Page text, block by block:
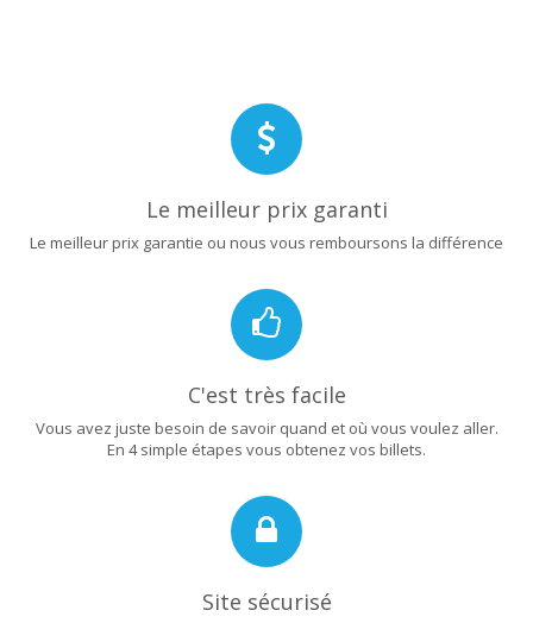
Le meilleur prix garanti
Le meilleur prix garantie ou nous vous remboursons la différence
C'est très facile
Vous avez juste besoin de savoir quand et où vous voulez aller.
En 4 simple étapes vous obtenez vos billets.
Site sécurisé